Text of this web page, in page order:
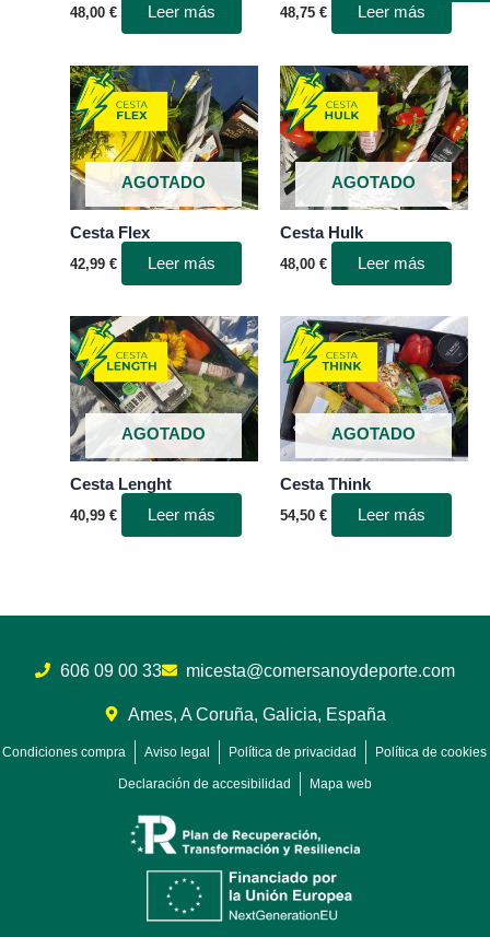
48,00 € Leer más 48,75 € Leer más
AGOTADO
Cesta Flex
42,99 € Leer más
AGOTADO
Cesta Hulk
48,00 € Leer más
AGOTADO
Cesta Lenght
40,99 € Leer más
AGOTADO
Cesta Think
54,50 € Leer más
606 09 00 33 micesta@comersanoydeporte.com
Ames, A Coruña, Galicia, España
Condiciones compra Aviso legal Política de privacidad Política de cookies
Declaración de accesibilidad Mapa web